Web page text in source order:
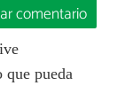
comentario
pueda